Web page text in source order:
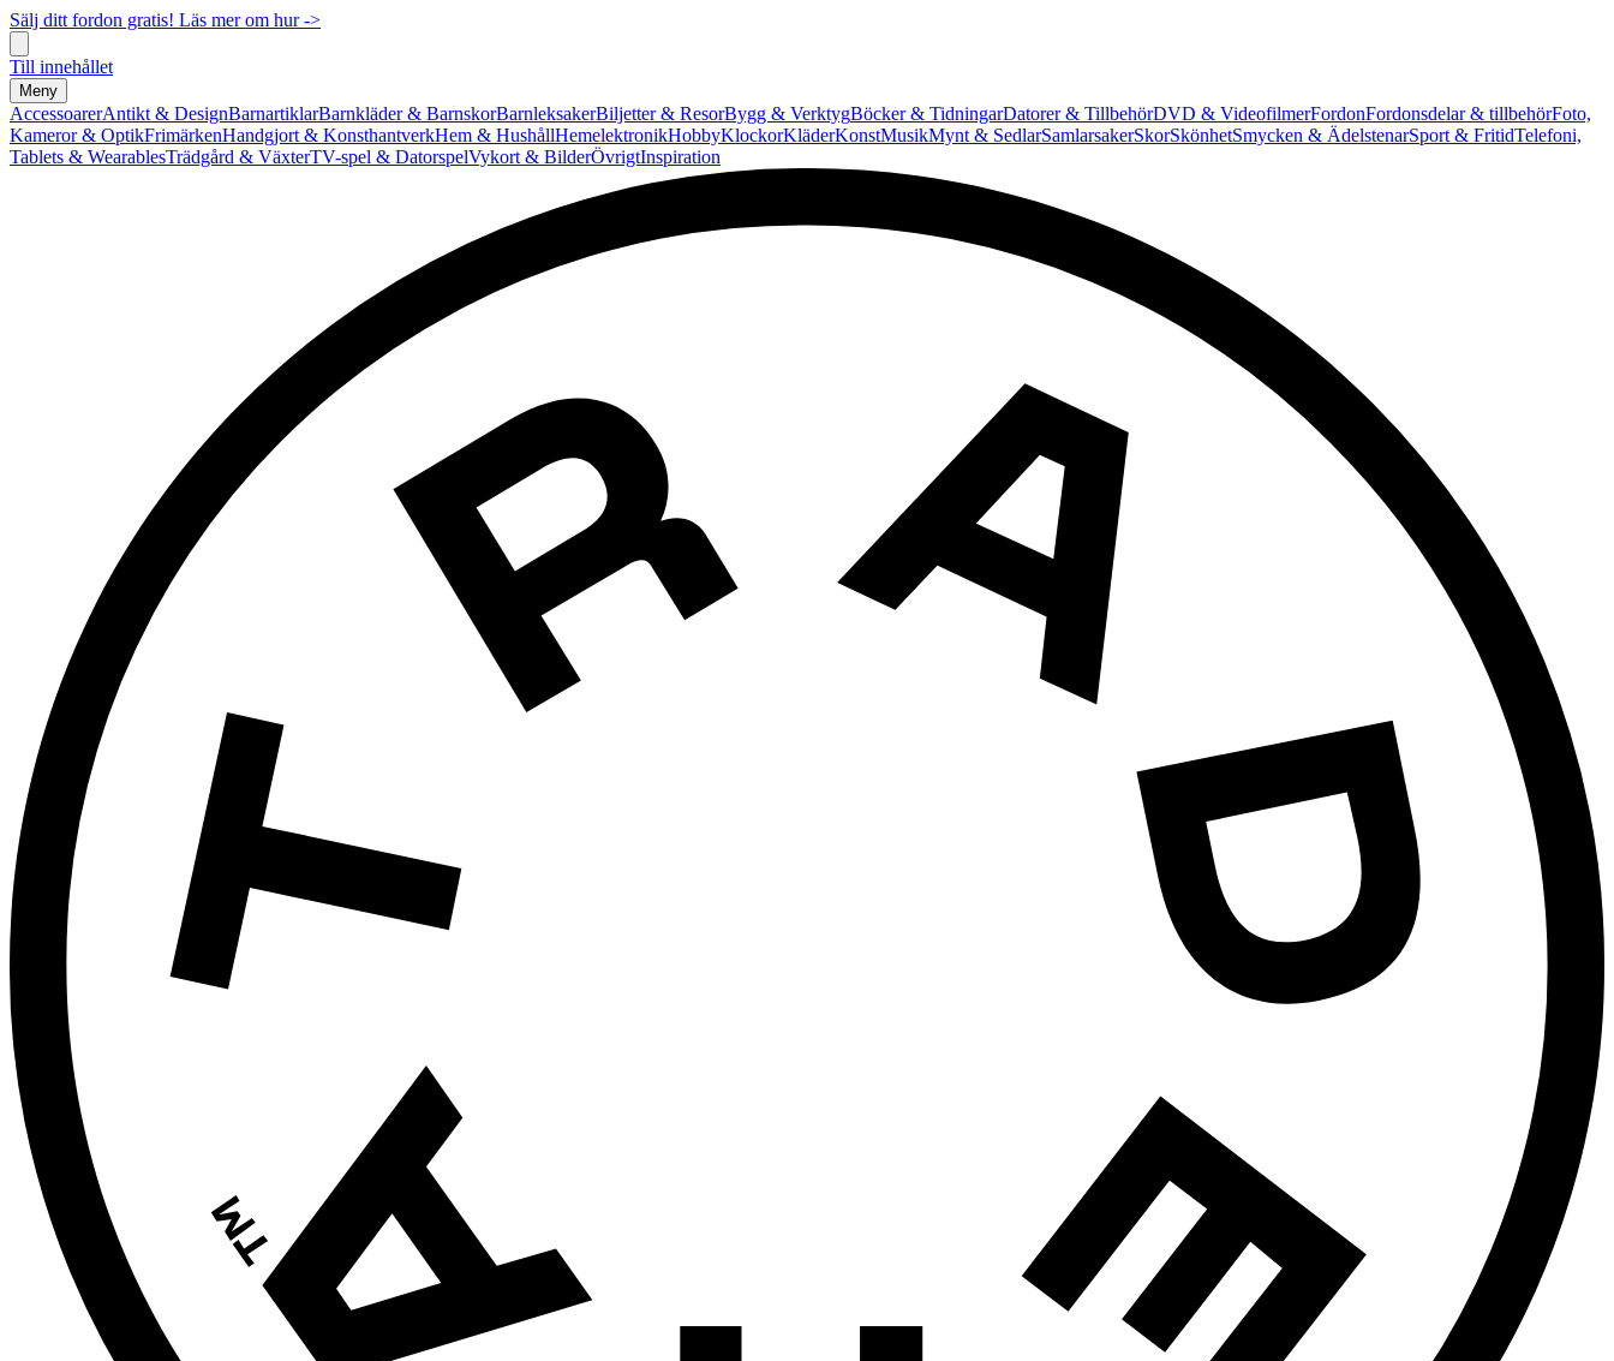
Sälj ditt fordon gratis! Läs mer om hur ->
Till innehållet
Meny
AccessoarerAntikt & DesignBarnartiklarBarnkläder & BarnskorBarnleksakerBiljetter & ResorBygg & VerktygBöcker & TidningarDatorer & TillbehörDVD & VideofilmerFordonFordonsdelar & tillbehörFoto,
Kameror & OptikFrimärkenHandgjort & KonsthantverkHem & HushållHemelektronikHobbyKlockorKläderKonstMusikMynt & SedlarSamlarsakerSkorSkönhetSmycken & ÄdelstenarSport & FritidTelefoni,
Tablets & WearablesTrädgård & VäxterTV-spel & DatorspelVykort & BilderÖvrigtInspiration